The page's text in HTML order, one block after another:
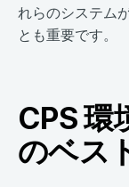
れらのシステム
とも重要です。
CPS 環
のベス